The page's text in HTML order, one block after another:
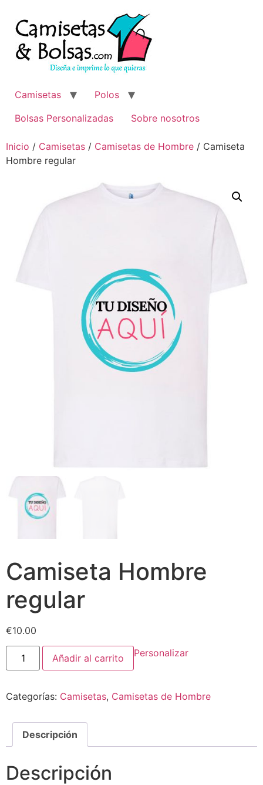
contenido
Camisetas
Polos
Bolsas Personalizadas
Sobre nosotros
Inicio / Camisetas / Camisetas de Hombre / Camiseta
Hombre regular
Camiseta Hombre
regular
€10.00
Camiseta
Hombre
regular
Añadir al carrito Personalizar
Categorías: Camisetas, Camisetas de Hombre
Descripción
Descripción